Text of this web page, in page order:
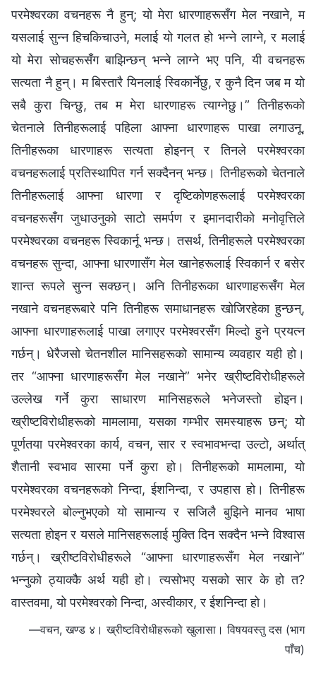
परमेश्‍वरका वचनहरू नै हुन्; यो मेरा धारणाहरूसँग मेल नखाने, म
यसलाई सुन्‍न हिचकिचाउने, मलाई यो गलत हो भन्‍ने लाग्ने, र मलाई
यो मेरा सोचहरूसँग बाझिन्छन् भन्‍ने लाग्ने भए पनि, यी वचनहरू
सत्यता नै हुन्। म बिस्तारै यिनलाई स्विकार्नेछु, र कुनै दिन जब म यो
सबै कुरा चिन्छु, तब म मेरा धारणाहरू त्याग्नेछु।” तिनीहरूको
चेतनाले तिनीहरूलाई पहिला आफ्ना धारणाहरू पाखा लगाउनू,
तिनीहरूका धारणाहरू सत्यता होइनन् र तिनले परमेश्‍वरका
वचनहरूलाई प्रतिस्थापित गर्न सक्दैनन् भन्छ। तिनीहरूको चेतनाले
तिनीहरूलाई आफ्ना धारणा र दृष्टिकोणहरूलाई परमेश्‍वरका
वचनहरूसँग जुधाउनुको साटो समर्पण र इमानदारीको मनोवृत्तिले
परमेश्‍वरका वचनहरू स्विकार्नू भन्छ। तसर्थ, तिनीहरूले परमेश्‍वरका
वचनहरू सुन्दा, आफ्ना धारणासँग मेल खानेहरूलाई स्विकार्न र बसेर
शान्त रूपले सुन्‍न सक्छन्। अनि तिनीहरूका धारणाहरूसँग मेल
नखाने वचनहरूबारे पनि तिनीहरू समाधानहरू खोजिरहेका हुन्छन्,
आफ्ना धारणाहरूलाई पाखा लगाएर परमेश्‍वरसँग मिल्दो हुने प्रयत्न
गर्छन्। धेरैजसो चेतनशील मानिसहरूको सामान्य व्यवहार यही हो।
तर “आफ्ना धारणाहरूसँग मेल नखाने” भनेर ख्रीष्टविरोधीहरूले
उल्लेख गर्ने कुरा साधारण मानिसहरूले भनेजस्तो होइन।
ख्रीष्टविरोधीहरूको मामलामा, यसका गम्भीर समस्याहरू छन्; यो
पूर्णतया परमेश्‍वरका कार्य, वचन, सार र स्वभावभन्दा उल्टो, अर्थात्
शैतानी स्वभाव सारमा पर्ने कुरा हो। तिनीहरूको मामलामा, यो
परमेश्‍वरका वचनहरूको निन्दा, ईशनिन्दा, र उपहास हो। तिनीहरू
परमेश्‍वरले बोल्नुभएको यो सामान्य र सजिलै बुझिने मानव भाषा
सत्यता होइन र यसले मानिसहरूलाई मुक्ति दिन सक्दैन भन्‍ने विश्‍वास
गर्छन्। ख्रीष्टविरोधीहरूले “आफ्ना धारणाहरूसँग मेल नखाने”
भन्‍नुको ठ्याक्कै अर्थ यही हो। त्यसोभए यसको सार के हो त?
वास्तवमा, यो परमेश्‍वरको निन्दा, अस्वीकार, र ईशनिन्दा हो।
—वचन, खण्ड ४। ख्रीष्टविरोधीहरूको खुलासा। विषयवस्तु दस (भाग
पाँच)